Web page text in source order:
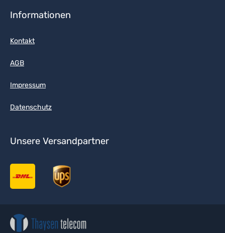
Informationen
Kontakt
AGB
Impressum
Datenschutz
Unsere Versandpartner